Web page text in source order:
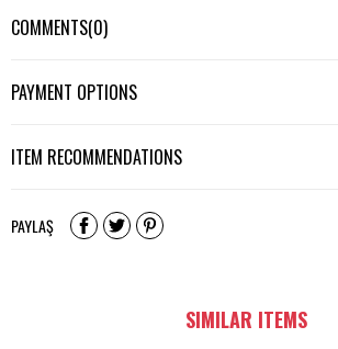
-Şortun iki yanında hareketi kolaylaştıran yırtmaçları vardır.
COMMENTS(0)
PAYMENT OPTIONS
ITEM RECOMMENDATIONS
PAYLAŞ
SIMILAR ITEMS